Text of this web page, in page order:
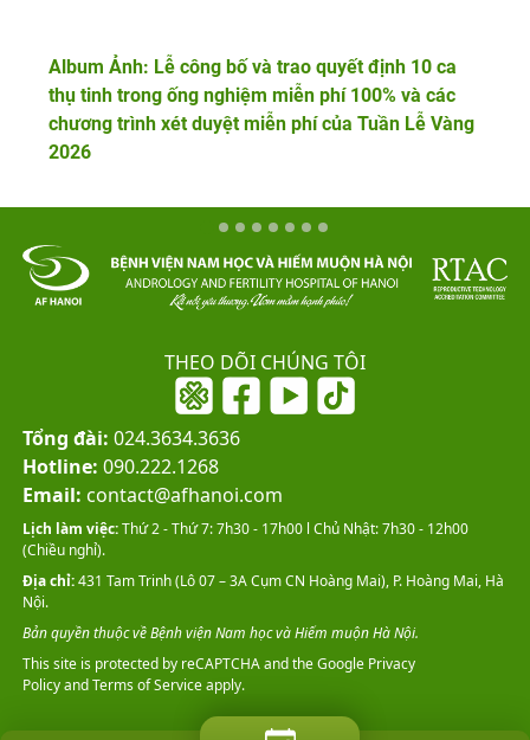
Album Ảnh: Lễ công bố và trao quyết định 10 ca
thụ tinh trong ống nghiệm miễn phí 100% và các
chương trình xét duyệt miễn phí của Tuần Lễ Vàng
2026
THEO DÕI CHÚNG TÔI
Tổng đài: 024.3634.3636
Hotline: 090.222.1268
Email: contact@afhanoi.com
This site is protected by reCAPTCHA and the GooglePrivacy
PolicyandTerms of Serviceapply.
Lịch làm việc:Thứ 2 - Thứ 7: 7h30 - 17h00 l Chủ Nhật: 7h30 - 12h00
(Chiều nghỉ).
Địa chỉ:431 Tam Trinh (Lô 07 – 3A Cụm CN Hoàng Mai), P. Hoàng Mai, Hà
Nội.
Bản quyền thuộc về Bệnh viện Nam học và Hiếm muộn Hà Nội.